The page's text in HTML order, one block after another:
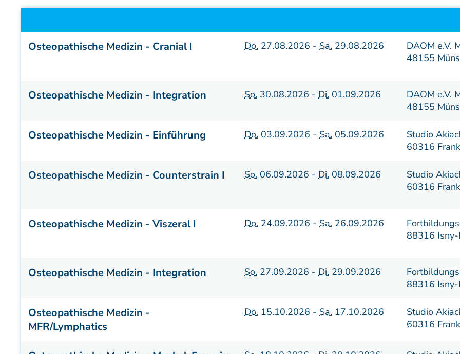
Osteopathische Medizin - Cranial I
Do. 27.08.2026 -Sa. 29.08.2026
DAOM e.V.
48155
Osteopathische Medizin - Integration So. 30.08.2026 -Di. 01.09.2026
DAOM e.V.
48155
Osteopathische Medizin - Einführung Do. 03.09.2026 -Sa. 05.09.2026
Studio
60316
Osteopathische Medizin - Counterstrain I So. 06.09.2026 -Di. 08.09.2026
Studio
60316
Osteopathische Medizin - Viszeral I Do. 24.09.2026 -Sa. 26.09.2026
88316 Isny-
Osteopathische Medizin - Integration So. 27.09.2026 -Di. 29.09.2026
88316 Isny-
Osteopathische Medizin -
MFR/Lymphatics
Do. 15.10.2026 -Sa. 17.10.2026
Studio
60316